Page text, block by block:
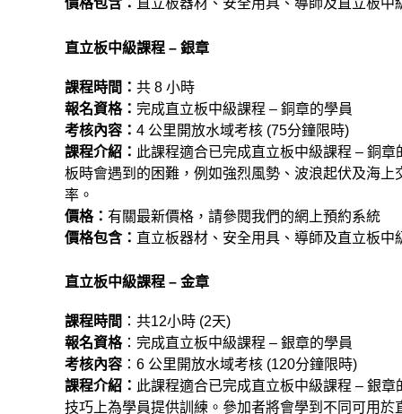
價格包含： 直立板器材、安全用具、導師及直立板中
直立板中級課程 – 銀章
課程時間： 共 8 小時
報名資格： 完成直立板中級課程 – 銅章的學員
考核內容： 4 公里開放水域考核 (75分鐘限時)
課程介紹 ： 此課程適合已完成直立板中級課程 – 銅
板時會遇到的困難，例如強烈風勢、波浪起伏及海
率。
價格： 有關最新價格，請參閱我們的網上預約系統
價格包含： 直立板器材、安全用具、導師及直立板中
直立板中級課程 – 金章
課程時間 ：共12小時 (2天)
報名資格：完成直立板中級課程 – 銀章的學員
考核內容 ：6 公里開放水域考核 (120分鐘限時)
課程介紹 ： 此課程適合已完成直立板中級課程 – 銀
技巧上為學員提供訓練。參加者將會學到不同可用